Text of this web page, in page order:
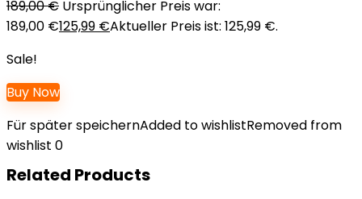
189,00€ Ursprünglicher Preis war:
189,00 €125,99 €Aktueller Preis ist: 125,99 €.
Sale!
Buy Now
Für später speichernAdded to wishlistRemoved from
wishlist 0
Related Products